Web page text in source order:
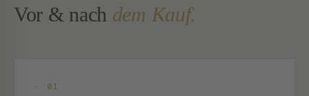
Vor & nach dem Kauf.
- 01